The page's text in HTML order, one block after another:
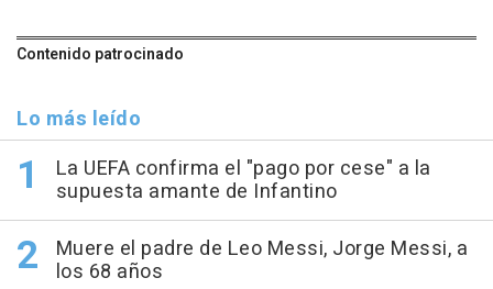
Contenido patrocinado
Lo más leído
La UEFA confirma el "pago por cese" a la
supuesta amante de Infantino
Muere el padre de Leo Messi, Jorge Messi, a
los 68 años